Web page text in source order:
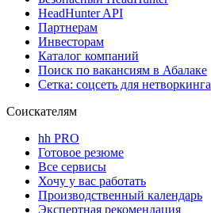
HeadHunter API
Партнерам
Инвесторам
Каталог компаний
Поиск по вакансиям в Абалаке
Сетка: соцсеть для нетворкинга
Соискателям
hh PRO
Готовое резюме
Все сервисы
Хочу у вас работать
Производственный календарь
Экспертная рекомендация